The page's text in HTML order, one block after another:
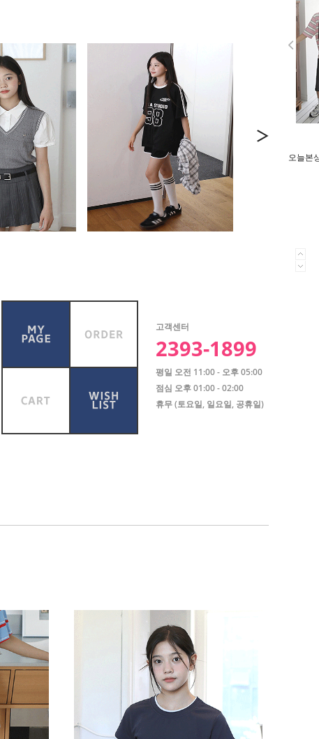
오늘본
고객센터
2393-1899
평일 오전 11:00 - 오후 05:00
점심 오후 01:00 - 02:00
휴무 (토요일, 일요일, 공휴일)